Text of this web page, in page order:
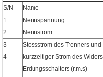
S/N Name
1
Nennspannung
2
Nennstrom
3
Stossstrom des Trenners
4
kurzzeitiger Strom des
Erdungsschalters (r.m.s)